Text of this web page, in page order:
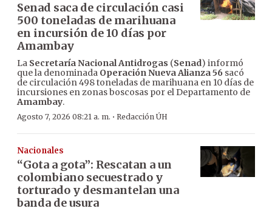
Senad saca de circulación casi
500 toneladas de marihuana
en incursión de 10 días por
Amambay
La Secretaría Nacional Antidrogas (Senad) informó
que la denominada Operación Nueva Alianza 56 sacó
de circulación 498 toneladas de marihuana en 10 días de
incursiones en zonas boscosas por el Departamento de
Amambay.
Agosto 7, 2026 08:21 a. m. · Redacción ÚH
Nacionales
“Gota a gota”: Rescatan a un
colombiano secuestrado y
torturado y desmantelan una
banda de usura